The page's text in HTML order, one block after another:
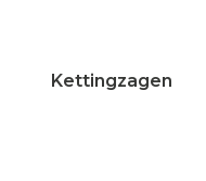
Kettingzagen